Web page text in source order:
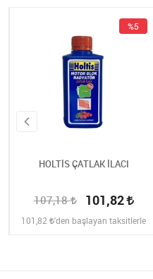
HOLTİS ÇATLAK İLACI
107,18 101,82
%5
101,82 'den başlayan taksitlerle